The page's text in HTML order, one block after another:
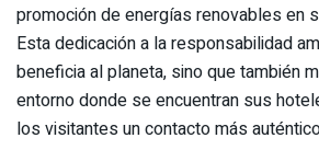
promoción de energías renovables en
Esta dedicación a la responsabilidad
beneficia al planeta, sino que también
entorno donde se encuentran sus
los visitantes un contacto más